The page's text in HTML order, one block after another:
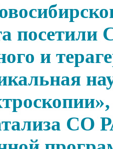
посетили
и
СО